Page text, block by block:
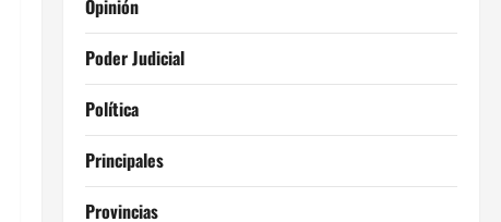
Opinión
Poder Judicial
Política
Principales
Provincias